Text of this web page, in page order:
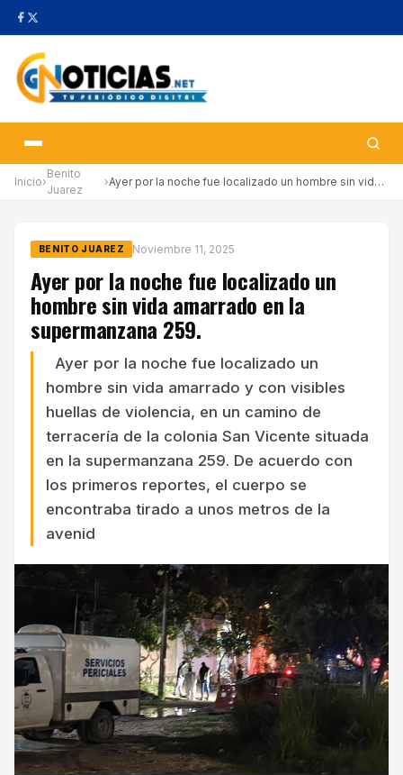
Inicio›
Benito
Juarez
› Ayer por la noche fue localizado un hombre sin vida amarrado en …
BENITO JUAREZ Noviembre 11, 2025
Ayer por la noche fue localizado un
hombre sin vida amarrado en la
supermanzana 259.
Ayer por la noche fue localizado un
hombre sin vida amarrado y con visibles
huellas de violencia, en un camino de
terracería de la colonia San Vicente situada
en la supermanzana 259. De acuerdo con
los primeros reportes, el cuerpo se
encontraba tirado a unos metros de la
avenid